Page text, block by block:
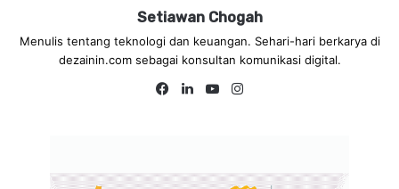
Setiawan Chogah
Menulis tentang teknologi dan keuangan. Sehari-hari berkarya di
dezainin.com sebagai konsultan komunikasi digital.
Fa
Lin
Yo